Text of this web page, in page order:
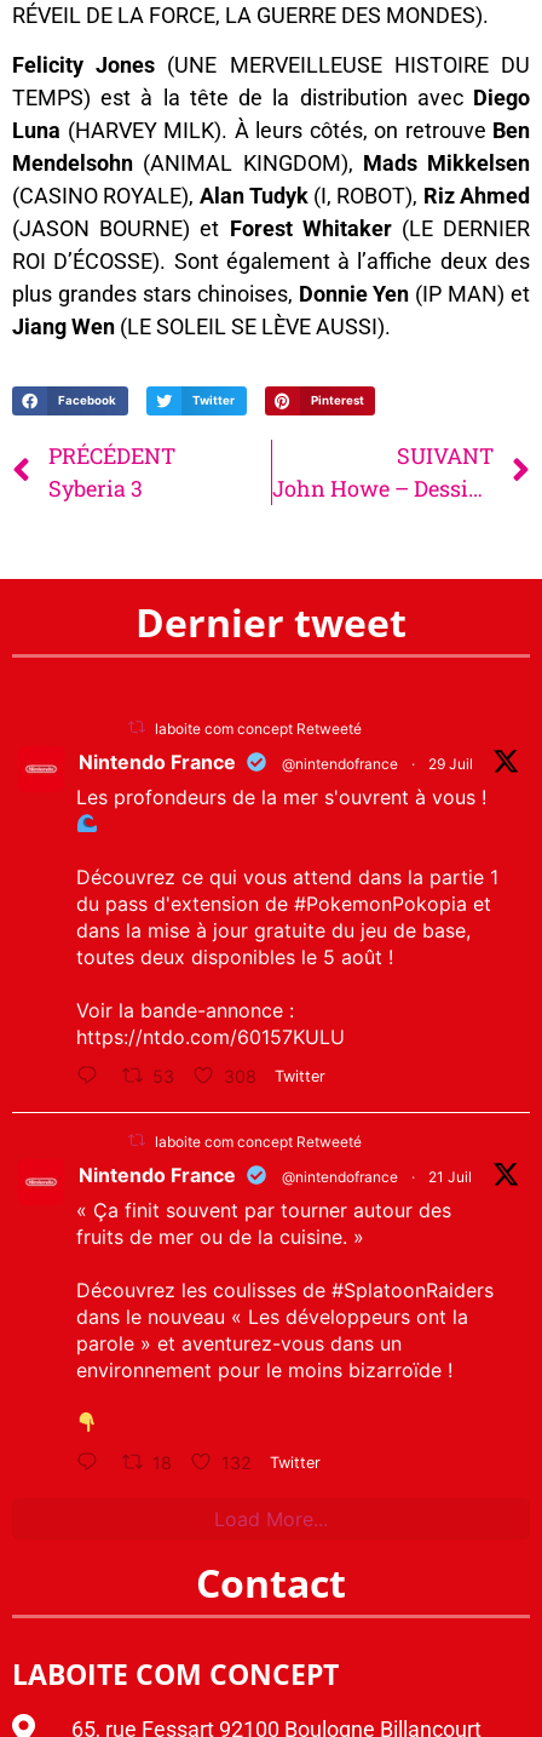
RÉVEIL DE LA FORCE, LA GUERRE DES MONDES).
Felicity Jones (UNE MERVEILLEUSE HISTOIRE DU
TEMPS) est à la tête de la distribution avec Diego
Luna (HARVEY MILK). À leurs côtés, on retrouve Ben
Mendelsohn (ANIMAL KINGDOM), Mads Mikkelsen
(CASINO ROYALE), Alan Tudyk(I, ROBOT), Riz Ahmed
(JASON BOURNE) et Forest Whitaker(LE DERNIER
ROI D’ÉCOSSE). Sont également à l’affiche deux des
plus grandes stars chinoises, Donnie Yen (IP MAN) et
Jiang Wen (LE SOLEIL SE LÈVE AUSSI).
Facebook Twitter Pinterest
PRÉCÉDENT
Syberia 3
SUIVANT
John Howe – Dessins Légendaires
Dernier tweet
laboite com concept Retweeté
Nintendo France @nintendofrance · 29 Juil
Les profondeurs de la mer s'ouvrent à vous !
Découvrez ce qui vous attend dans la partie 1
du pass d'extension de #PokemonPokopia et
dans la mise à jour gratuite du jeu de base,
toutes deux disponibles le 5 août !
Voir la bande-annonce :
https://ntdo.com/60157KULU
53 308 Twitter
laboite com concept Retweeté
Nintendo France @nintendofrance · 21 Juil
« Ça finit souvent par tourner autour des
fruits de mer ou de la cuisine. »
Découvrez les coulisses de #SplatoonRaiders
dans le nouveau « Les développeurs ont la
parole » et aventurez-vous dans un
environnement pour le moins bizarroïde !
18 132 Twitter
Load More...
Contact
LABOITE COM CONCEPT
65, rue Fessart 92100 Boulogne Billancourt